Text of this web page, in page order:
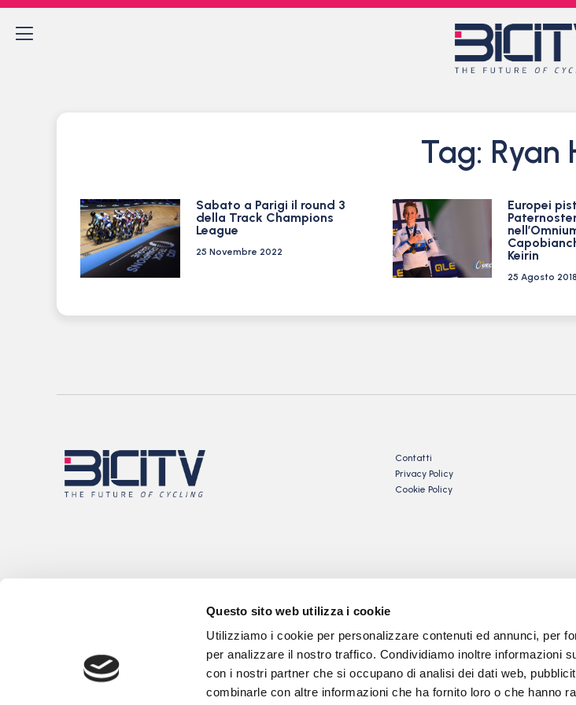
Questo sito web utilizza i cookie
Utilizziamo i cookie per personalizzare contenuti ed annunci, per
per analizzare il nostro traffico. Condividiamo inoltre informazioni
con i nostri partner che si occupano di analisi dei dati web,
combinarle con altre informazioni che ha fornito loro o che hanno
Tag: Ryan
Sabato a Parigi il round 3
della Track Champions
League
25 Novembre 2022
Europei
Keirin
25 Agosto 2018
Contatti
Privacy Policy
Cookie Policy